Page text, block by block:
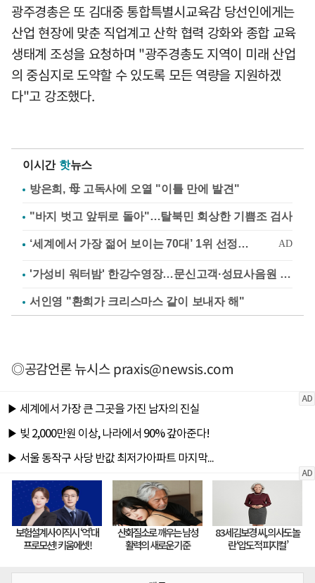
광주경총은 또 김대중 통합특별시교육감 당선인에게는
산업 현장에 맞춘 직업계고 산학 협력 강화와 종합 교육
생태계 조성을 요청하며 "광주경총도 지역이 미래 산업
의 중심지로 도약할 수 있도록 모든 역량을 지원하겠
다"고 강조했다.
이시간 핫뉴스
방은희, 母 고독사에 오열 "이틀 만에 발견"
"바지 벗고 앞뒤로 돌아"…탈북민 회상한 기쁨조 검사
'가성비 워터밤' 한강수영장…문신고객·성묘사음원 민원
서인영 "환희가 크리스마스 같이 보내자 해"
◎공감언론 뉴시스praxis@newsis.com